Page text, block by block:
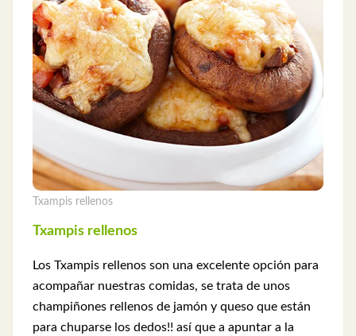
Txampis rellenos
Txampis rellenos
Los Txampis rellenos son una excelente opción para
acompañar nuestras comidas, se trata de unos
champiñones rellenos de jamón y queso que están
para chuparse los dedos!! así que a apuntar a la